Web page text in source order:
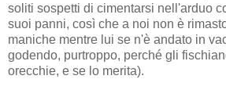
soliti sospetti di cimentarsi nell'arduo
suoi panni, così che a noi non è
maniche mentre lui se n'è andato in
godendo, purtroppo, perché gli
orecchie, e se lo merita).